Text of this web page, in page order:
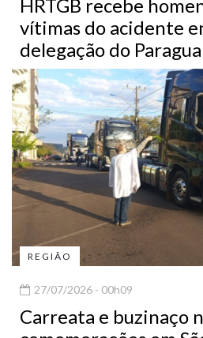
HRTGB recebe
vítimas do acidente
delegação do
REGIÃO
27/07/2026 - 00h09
Carreata e buzinaço